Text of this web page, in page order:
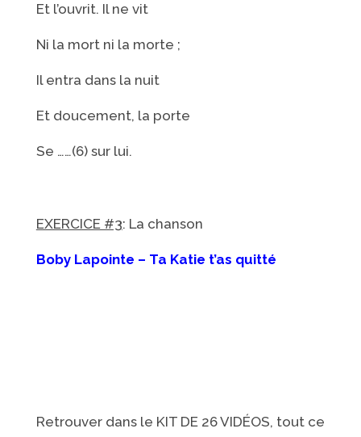
Et l’ouvrit. Il ne vit
Ni la mort ni la morte ;
Il entra dans la nuit
Et doucement, la porte
Se ……(6) sur lui.
EXERCICE #3: La chanson
Boby Lapointe – Ta Katie t’as quitté
Retrouver dans le KIT DE 26 VIDÉOS, tout ce